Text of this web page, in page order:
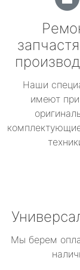
Наши
имеют
Мы берем